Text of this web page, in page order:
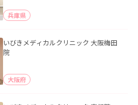
兵庫県
いびきメディカルクリニック 大阪梅田
院
大阪府